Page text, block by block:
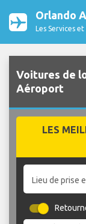
Orlando
Les Services
Voitures de
Aéroport
LES
Lieu de prise